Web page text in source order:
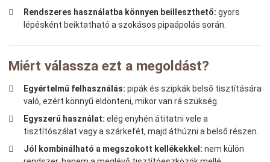
Rendszeres használatba könnyen beilleszthető: gyors
lépésként beiktatható a szokásos pipaápolás során.
Miért válassza ezt a megoldást?
Egyértelmű felhasználás: pipák és szipkák belső tisztítására
való, ezért könnyű eldönteni, mikor van rá szükség.
Egyszerű használat: elég enyhén átitatni vele a
tisztítószálat vagy a szárkefét, majd áthúzni a belső részen.
Jól kombinálható a megszokott kellékekkel: nem külön